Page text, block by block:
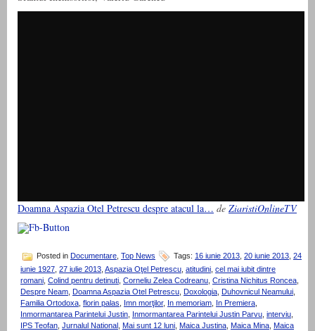
Doamna Aspazia Otel Petrescu despre atacul la… de ZiaristiOnlineTV
Posted in Documentare Top News Tags: 16 iunie 2013 20 iunie 2013 24
iunie 1927, 27 iulie 2013, Aspazia Oţel Petrescu, atitudini, cel mai iubit dintre
romani, Colind pentru detinuti, Corneliu Zelea Codreanu, Cristina Nichitus Roncea,
Despre Neam, Doamna Aspazia Otel Petrescu, Doxologia, Duhovnicul Neamului,
Familia Ortodoxa, florin palas, Imn morţilor, In memoriam, In Premiera,
Inmormantarea Parintelui Justin, Inmormantarea Parintelui Justin Parvu, interviu,
IPS Teofan, Jurnalul National , Mai sunt 12 luni, Maica Justina, Maica Mina, Maica